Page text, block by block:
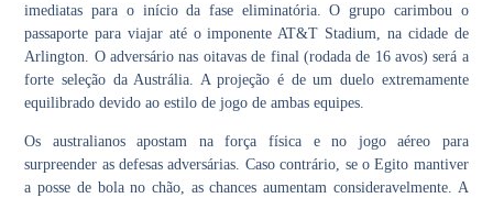
imediatas para o início da fase eliminatória. O grupo carimbou o
passaporte para viajar até o imponente AT&T Stadium, na cidade de
Arlington. O adversário nas oitavas de final (rodada de 16 avos) será a
forte seleção da Austrália. A projeção é de um duelo extremamente
equilibrado devido ao estilo de jogo de ambas equipes.
Os australianos apostam na força física e no jogo aéreo para
surpreender as defesas adversárias. Caso contrário, se o Egito mantiver
a posse de bola no chão, as chances aumentam consideravelmente. A